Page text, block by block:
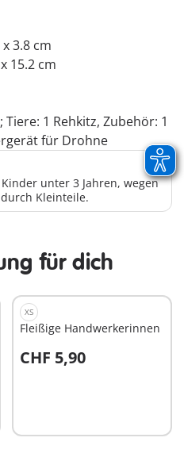
3.8 cm
15.2 cm
1 Rehkitz, Zubehör: 1
für Drohne
unter 3 Jahren, wegen
Kleinteile.
für dich
XS
Fleißige Handwerkerinnen
CHF 5,90
In den Warenkorb